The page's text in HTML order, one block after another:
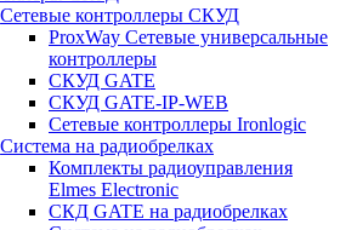
Сетевые контроллеры СКУД
ProxWay Сетевые универсальные
контроллеры
СКУД GATE
СКУД GATE-IP-WEB
Сетевые контроллеры Ironlogic
Система на радиобрелках
Комплекты радиоуправления
Elmes Electronic
СКД GATE на радиобрелках